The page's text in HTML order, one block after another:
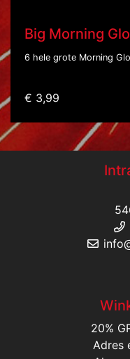
Big Morning
6 hele grote Morning
€ 3,99
20%
Adres